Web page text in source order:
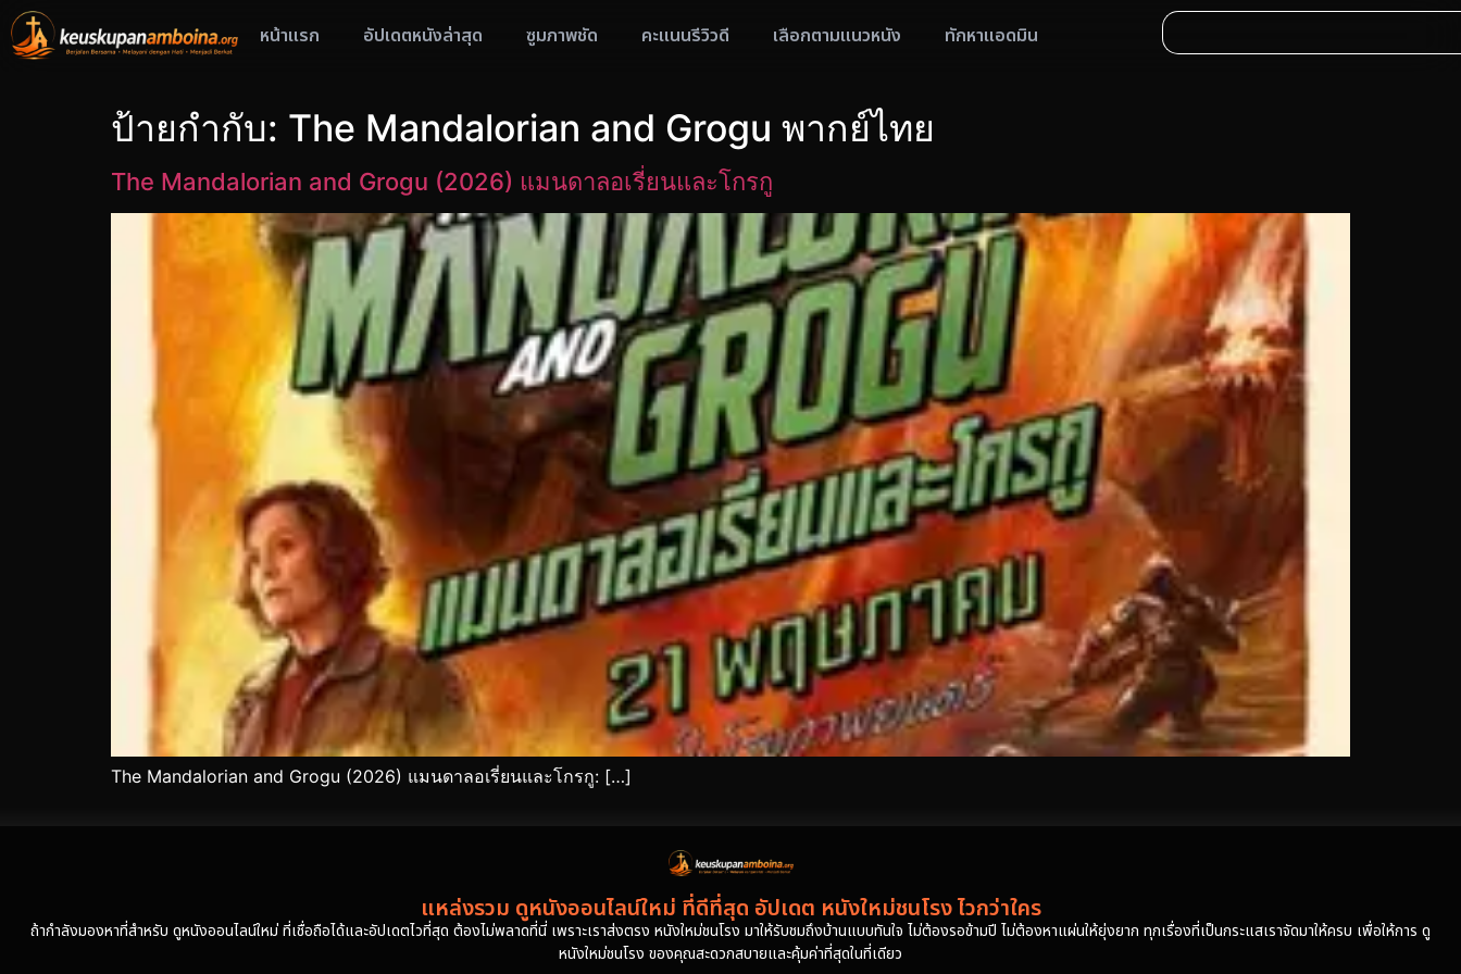
หน้าแรก อัปเดตหนังล่าสุด ซูมภาพชัด คะแนนรีวิวดี เลือกตามแนวหนัง ทักหาแอดมิน
ป้ายกำกับ: The Mandalorian and Grogu พากย์ไทย
The Mandalorian and Grogu (2026) แมนดาลอเรี่ยนและโกรกู
The Mandalorian and Grogu (2026) แมนดาลอเรี่ยนและโกรกู: […]
แหล่งรวม ดูหนังออนไลน์ใหม่ ที่ดีที่สุด อัปเดต หนังใหม่ชนโรง ไวกว่าใคร
ถ้ากำลังมองหาที่สำหรับ ดูหนังออนไลน์ใหม่ ที่เชื่อถือได้และอัปเดตไวที่สุด ต้องไม่พลาดที่นี่ เพราะเราส่งตรง หนังใหม่ชนโรง มาให้รับชมถึงบ้านแบบทันใจ ไม่ต้องรอข้ามปี ไม่ต้องหาแผ่นให้ยุ่งยาก ทุกเรื่องที่เป็นกระแสเราจัดมาให้ครบ เพื่อให้การ ดู
หนังใหม่ชนโรง ของคุณสะดวกสบายและคุ้มค่าที่สุดในที่เดียว